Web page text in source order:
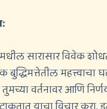
सारासार विवेक
बुद्धिमत्तेतील
वर्तनावर आणि